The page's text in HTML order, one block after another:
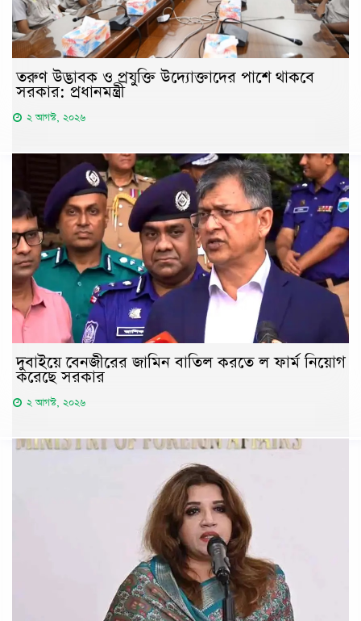
তরুণ উদ্ভাবক ও প্রযুক্তি উদ্যোক্তাদের পাশে থাকবে
সরকার: প্রধানমন্ত্রী
২ আগস্ট, ২০২৬
দুবাইয়ে বেনজীরের জামিন বাতিল করতে ল ফার্ম নিয়োগ
করেছে সরকার
২ আগস্ট, ২০২৬